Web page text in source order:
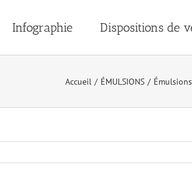
Infographie Dispositions de
Accueil / ÉMULSIONS /